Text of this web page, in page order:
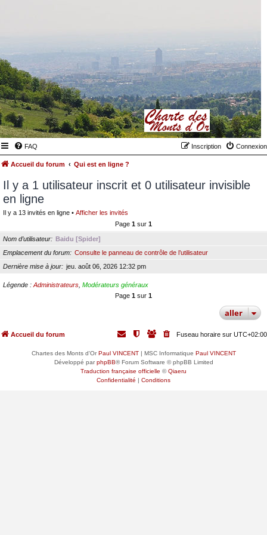
FAQ Connexion
Inscription
Accueil du forum Qui est en ligne ?
Il y a 1 utilisateur inscrit et 0 utilisateur invisible
en ligne
Il y a 13 invités en ligne • Afficher les invités
Page 1 sur 1
Nom d’utilisateur
Baidu [Spider]
Emplacement du forum
Consulte le panneau de contrôle de l’utilisateur
Dernière mise à jour
jeu. août 06, 2026 12:32 pm
Légende : Administrateurs Modérateurs généraux
Page 1 sur 1
aller
Accueil du forum Fuseau horaire sur UTC+02:00
Chartes des Monts d'OrPaul VINCENT| MSC Informatique Paul VINCENT
Développé parphpBB® Forum Software © phpBB Limited
Traduction française officielle ©Qiaeru
Confidentialité | Conditions